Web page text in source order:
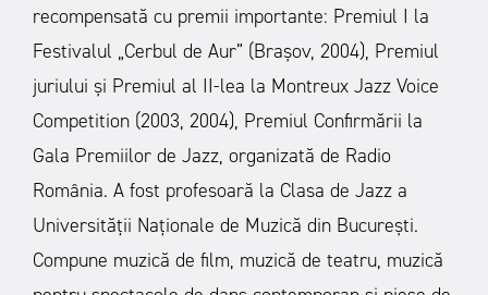
recompensată cu premii importante: Premiul I la
Festivalul „Cerbul de Aur” (Brașov, 2004), Premiul
juriului și Premiul al II-lea la Montreux Jazz Voice
Competition (2003, 2004), Premiul Confirmării la
Gala Premiilor de Jazz, organizată de Radio
România. A fost profesoară la Clasa de Jazz a
Universității Naționale de Muzică din București.
Compune muzică de film, muzică de teatru, muzică